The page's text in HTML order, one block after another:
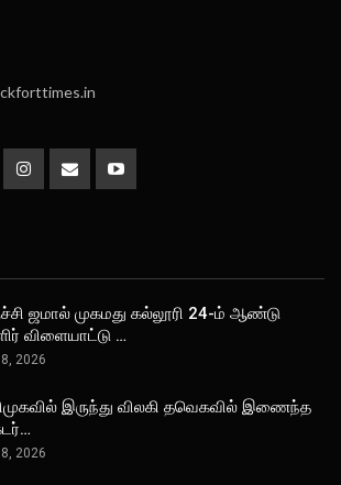
ஜமால் முகமது கல்லூரி 24-ம் ஆண்டு
விளையாட்டு …
2026
இருந்து விலகி தவெகவில் இணைந்த
2026